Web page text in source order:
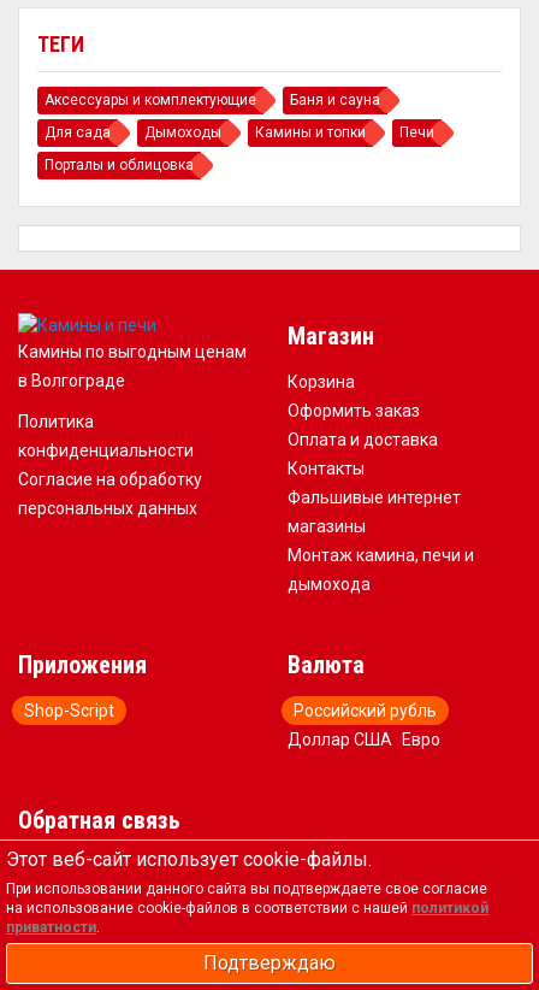
ТЕГИ
Аксессуары и комплектующие
Баня и сауна
Для сада
Дымоходы Камины и топки
Печи
Порталы и облицовка
Камины по выгодным ценам
в Волгограде
Политика
конфиденциальности
Согласие на обработку
персональных данных
Магазин
Корзина
Оформить заказ
Оплата и доставка
Контакты
Фальшивые интернет
магазины
Монтаж камина, печи и
дымохода
Приложения
Shop-Script
Валюта
Российский рубль
Доллар США
Евро
Обратная связь
+7 (917) 578-88-83
pech@pechi34.ru
пн-пт 09:00–17:00; сб 09:00–
15:00
Этот веб-сайт использует cookie-файлы.
При использовании данного сайта вы подтверждаете свое согласие
на использование cookie-файлов в соответствии с нашей политикой
приватности.
Подтверждаю